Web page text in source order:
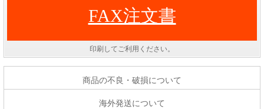
FAX注文書
印刷してご利用ください。
商品の不良・破損について
海外発送について